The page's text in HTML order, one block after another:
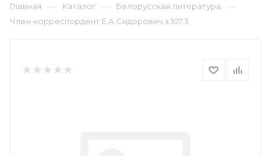
Главная — Каталог — Белорусская литература —
Член-корреспордент Е.А.Сидорович.з.107.3